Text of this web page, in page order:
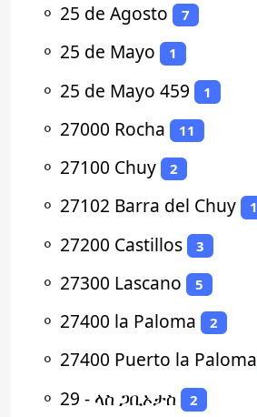
⚬ 25 de Agosto 7
⚬ 25 de Mayo 1
⚬ 25 de Mayo 459 1
⚬ 27000 Rocha 11
⚬ 27100 Chuy 2
⚬ 27102 Barra del Chuy 1
⚬ 27200 Castillos 3
⚬ 27300 Lascano 5
⚬ 27400 la Paloma 2
⚬ 27400 Puerto la Paloma
⚬ 29 - ላስ ጋቢኦታስ 2